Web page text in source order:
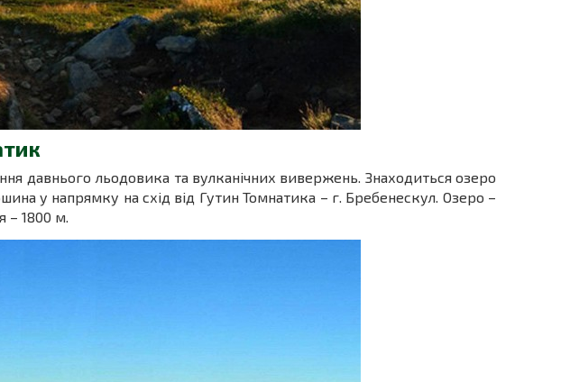
давнього льодовика та вулканічних вивержень. Знаходиться озеро
у напрямку на схід від Гутин Томнатика – г. Бребенескул. Озеро –
– 1800 м.